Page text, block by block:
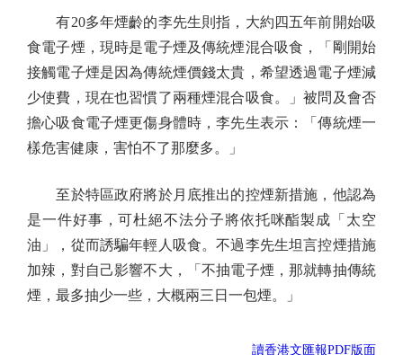
有20多年煙齡的李先生則指，大約四五年前開始吸
食電子煙，現時是電子煙及傳統煙混合吸食，「剛開始
接觸電子煙是因為傳統煙價錢太貴，希望透過電子煙減
少使費，現在也習慣了兩種煙混合吸食。」被問及會否
擔心吸食電子煙更傷身體時，李先生表示：「傳統煙一
樣危害健康，害怕不了那麼多。」
至於特區政府將於月底推出的控煙新措施，他認為
是一件好事，可杜絕不法分子將依托咪酯製成「太空
油」，從而誘騙年輕人吸食。不過李先生坦言控煙措施
加辣，對自己影響不大，「不抽電子煙，那就轉抽傳統
煙，最多抽少一些，大概兩三日一包煙。」
讀香港文匯報PDF版面